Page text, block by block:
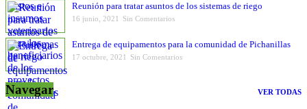
Reunión para tratar asuntos de los sistemas de riego
16 junio, 2021 Sin Comentarios
Entrega de equipamentos para la comunidad de Pichanillas
17 octubre, 2021 Sin Comentarios
VER TODAS
Navegar